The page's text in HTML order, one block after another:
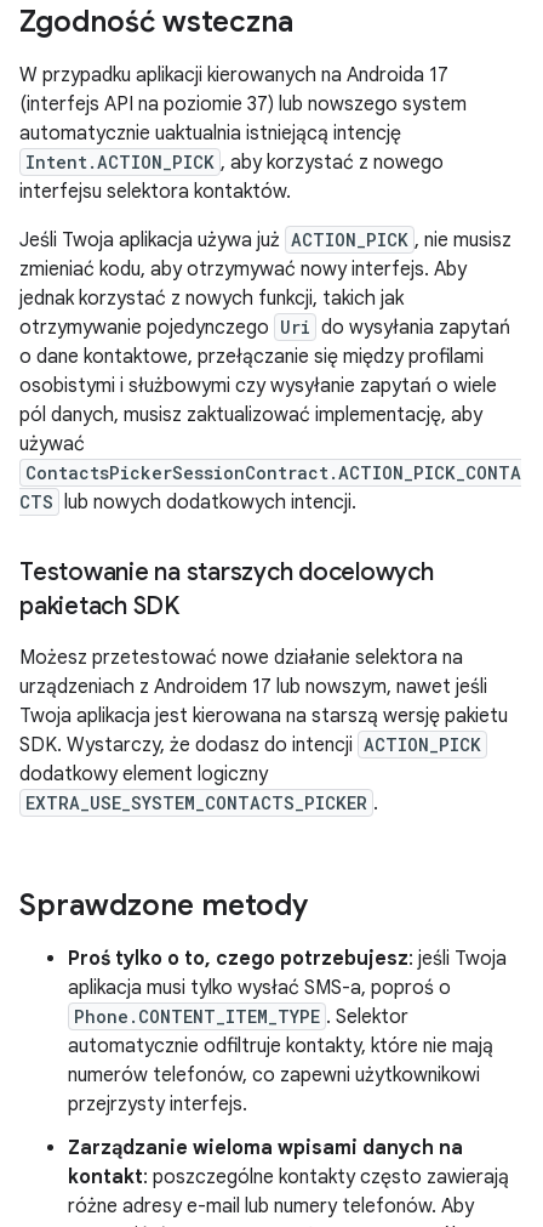
Zgodność wsteczna
W przypadku aplikacji kierowanych na Androida 17
(interfejs API na poziomie 37) lub nowszego system
automatycznie uaktualnia istniejącą intencję
Intent.ACTION_PICK , aby korzystać z nowego
interfejsu selektora kontaktów.
Jeśli Twoja aplikacja używa już ACTION_PICK , nie musisz
zmieniać kodu, aby otrzymywać nowy interfejs. Aby
jednak korzystać z nowych funkcji, takich jak
otrzymywanie pojedynczego Uri do wysyłania zapytań
o dane kontaktowe, przełączanie się między profilami
osobistymi i służbowymi czy wysyłanie zapytań o wiele
pól danych, musisz zaktualizować implementację, aby
używać
ContactsPickerSessionContract.ACTION_PICK_CONTA
CTS
lub nowych dodatkowych intencji.
Testowanie na starszych docelowych
pakietach SDK
Możesz przetestować nowe działanie selektora na
urządzeniach z Androidem 17 lub nowszym, nawet jeśli
Twoja aplikacja jest kierowana na starszą wersję pakietu
SDK. Wystarczy, że dodasz do intencji ACTION_PICK
dodatkowy element logiczny
EXTRA_USE_SYSTEM_CONTACTS_PICKER .
Sprawdzone metody
Proś tylko o to, czego potrzebujesz: jeśli Twoja
aplikacja musi tylko wysłać SMS-a, poproś o
Phone.CONTENT_ITEM_TYPE . Selektor
automatycznie odfiltruje kontakty, które nie mają
numerów telefonów, co zapewni użytkownikowi
przejrzysty interfejs.
Zarządzanie wieloma wpisami danych na
kontakt: poszczególne kontakty często zawierają
różne adresy e-mail lub numery telefonów. Aby